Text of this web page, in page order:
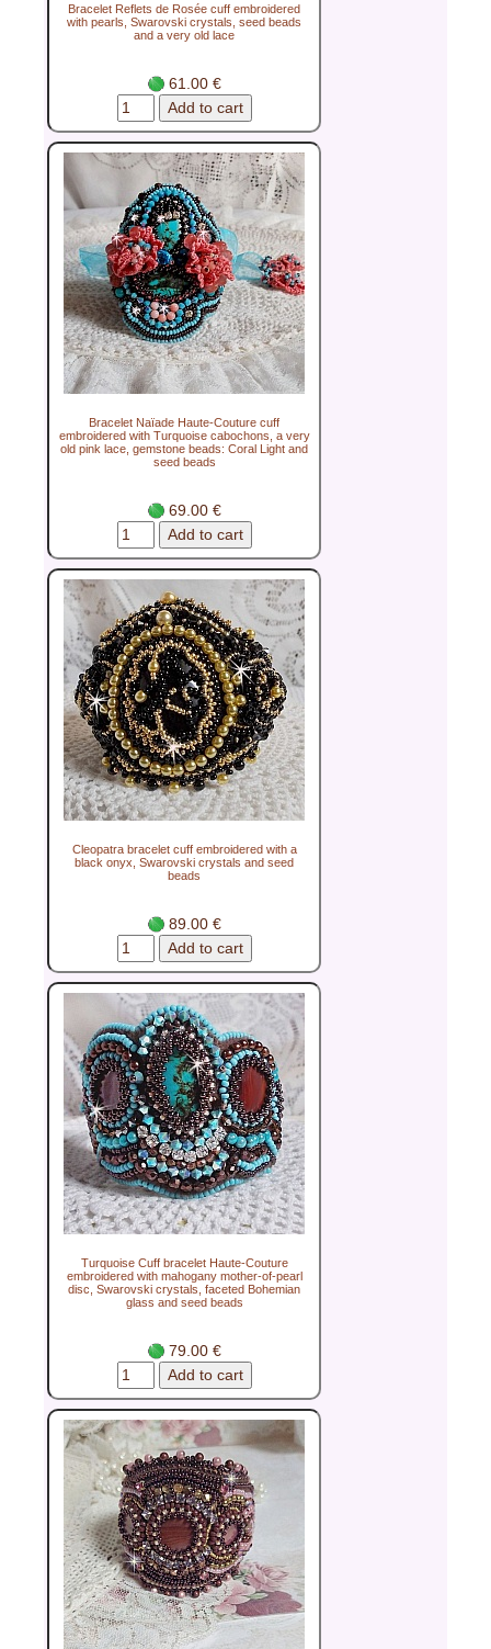
Bracelet Reflets de Rosée cuff embroidered
with pearls, Swarovski crystals, seed beads
and a very old lace
61.00 €
Bracelet Naïade Haute-Couture cuff
embroidered with Turquoise cabochons, a very
old pink lace, gemstone beads: Coral Light and
seed beads
69.00 €
Cleopatra bracelet cuff embroidered with a
black onyx, Swarovski crystals and seed
beads
89.00 €
Turquoise Cuff bracelet Haute-Couture
embroidered with mahogany mother-of-pearl
disc, Swarovski crystals, faceted Bohemian
glass and seed beads
79.00 €